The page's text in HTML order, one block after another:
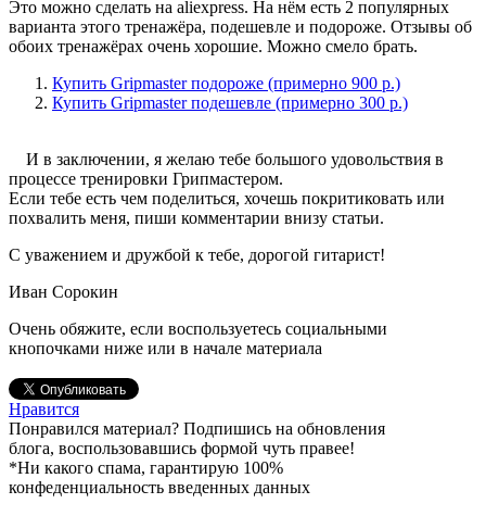
Это можно сделать на aliexpress. На нём есть 2 популярных
варианта этого тренажёра, подешевле и подороже. Отзывы об
обоих тренажёрах очень хорошие. Можно смело брать.
Купить Gripmaster подороже (примерно 900 р.)
Купить Gripmaster подешевле (примерно 300 р.)
И в заключении, я желаю тебе большого удовольствия в
процессе тренировки Грипмастером.
Если тебе есть чем поделиться, хочешь покритиковать или
похвалить меня, пиши комментарии внизу статьи.
С уважением и дружбой к тебе, дорогой гитарист!
Иван Сорокин
Очень обяжите, если воспользуетесь социальными
кнопочками ниже или в начале материала
Нравится
Понравился материал? Подпишись на обновления
блога, воспользовавшись формой чуть правее!
*Ни какого спама, гарантирую 100%
конфеденциальность введенных данных